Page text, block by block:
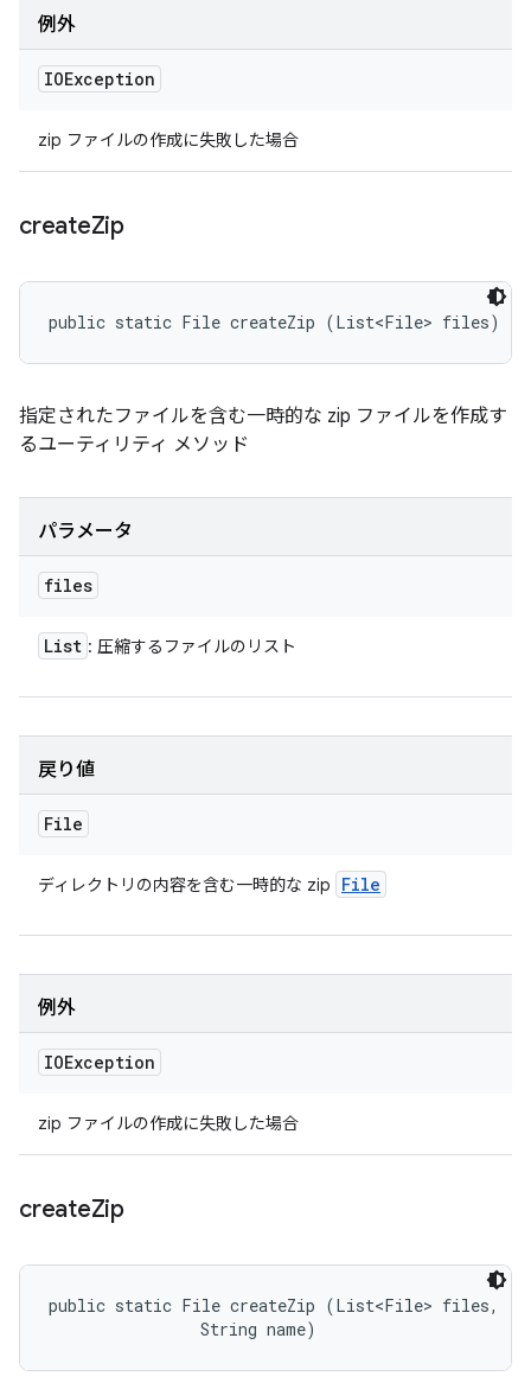
例外
IOException
zip ファイルの作成に失敗した場合
createZip
public static File createZip (List<File> files)
指定されたファイルを含む一時的な zip ファイルを作成す
るユーティリティ メソッド
パラメータ
files
List : 圧縮するファイルのリスト
戻り値
File
ディレクトリの内容を含む一時的な zip File
例外
IOException
zip ファイルの作成に失敗した場合
createZip
public static File createZip (List<File> files,
                String name)